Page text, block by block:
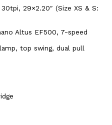
29×2.20″ (Size XS & S:
Altus EF500, 7-speed
top swing, dual pull